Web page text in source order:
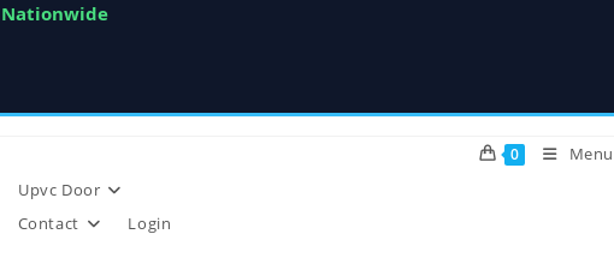
Nationwide
Upvc Door
Contact Login
0 Menu